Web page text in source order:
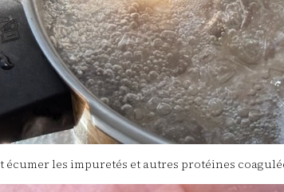
les impuretés et autres protéines